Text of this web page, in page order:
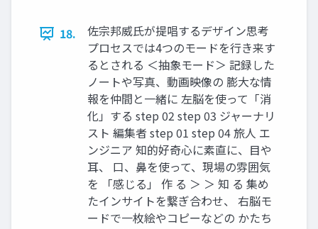
18.
佐宗邦威氏が提唱するデザイン思考
プロセスでは4つのモードを行き来す
るとされる ＜抽象モード＞ 記録した
ノートや写真、動画映像の 膨大な情
報を仲間と一緒に 左脳を使って「消
化」する step 02 step 03 ジャーナリ
スト 編集者 step 01 step 04 旅人 エ
ンジニア 知的好奇心に素直に、目や
耳、 口、鼻を使って、現場の雰囲気
を 「感じる」 作 る ＞ ＞ 知 る 集め
たインサイトを繋ぎ合わせ、 右脳モ
ードで一枚絵やコピーなどの かたち